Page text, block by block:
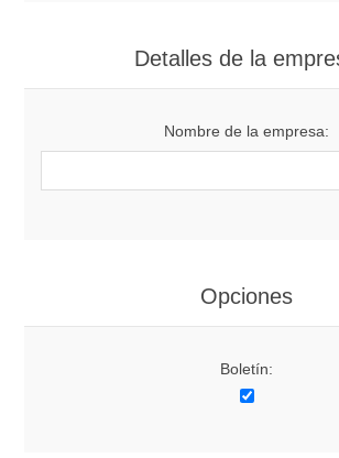
Detalles de la
Nombre de la empresa:
Opciones
Boletín: